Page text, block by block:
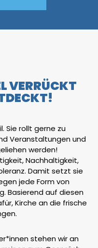
VERRÜCKT
Sie rollt gerne zu
Veranstaltungen und
werden!
Nachhaltigkeit,
Damit setzt sie
jede Form von
Basierend auf diesen
Kirche an die frische
stehen wir an